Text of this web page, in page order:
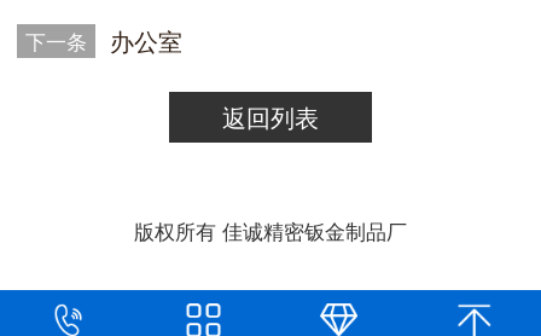
下一条 办公室
返回列表
版权所有 佳诚精密钣金制品厂